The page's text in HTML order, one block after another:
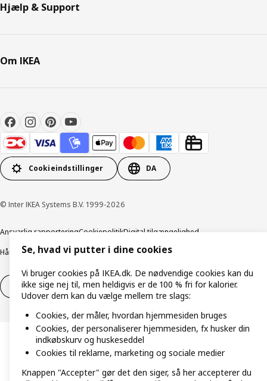
Hjælp & Support
Om IKEA
Cookieindstillinger DA
© Inter IKEA Systems B.V. 1999-2026
Ansvarlig rapporteringCookiepolitikDigital tilgængelighed
Håndtering af persondataSalgs- og leveringsbetingelser
Fortryd dit køb Fortryd dit køb af service
Se, hvad vi putter i dine cookies
Vi bruger cookies på IKEA.dk. De nødvendige cookies kan du
ikke sige nej til, men heldigvis er de 100 % fri for kalorier.
Udover dem kan du vælge mellem tre slags:
Cookies, der måler, hvordan hjemmesiden bruges
Cookies, der personaliserer hjemmesiden, fx husker din
indkøbskurv og huskeseddel
Cookies til reklame, marketing og sociale medier
Knappen "Accepter" gør det den siger, så her accepterer du